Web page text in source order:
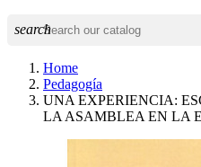
search
Home
Pedagogía
UNA EXPERIENCIA:
LA ASAMBLEA EN LA